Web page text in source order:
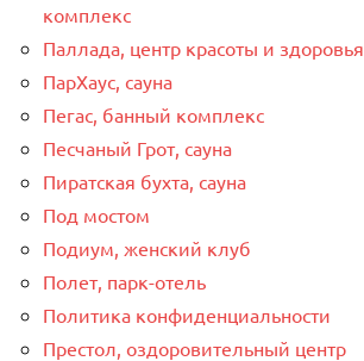
комплекс
Паллада, центр красоты и здоровья
ПарХаус, сауна
Пегас, банный комплекс
Песчаный Грот, сауна
Пиратская бухта, сауна
Под мостом
Подиум, женский клуб
Полет, парк-отель
Политика конфиденциальности
Престол, оздоровительный центр